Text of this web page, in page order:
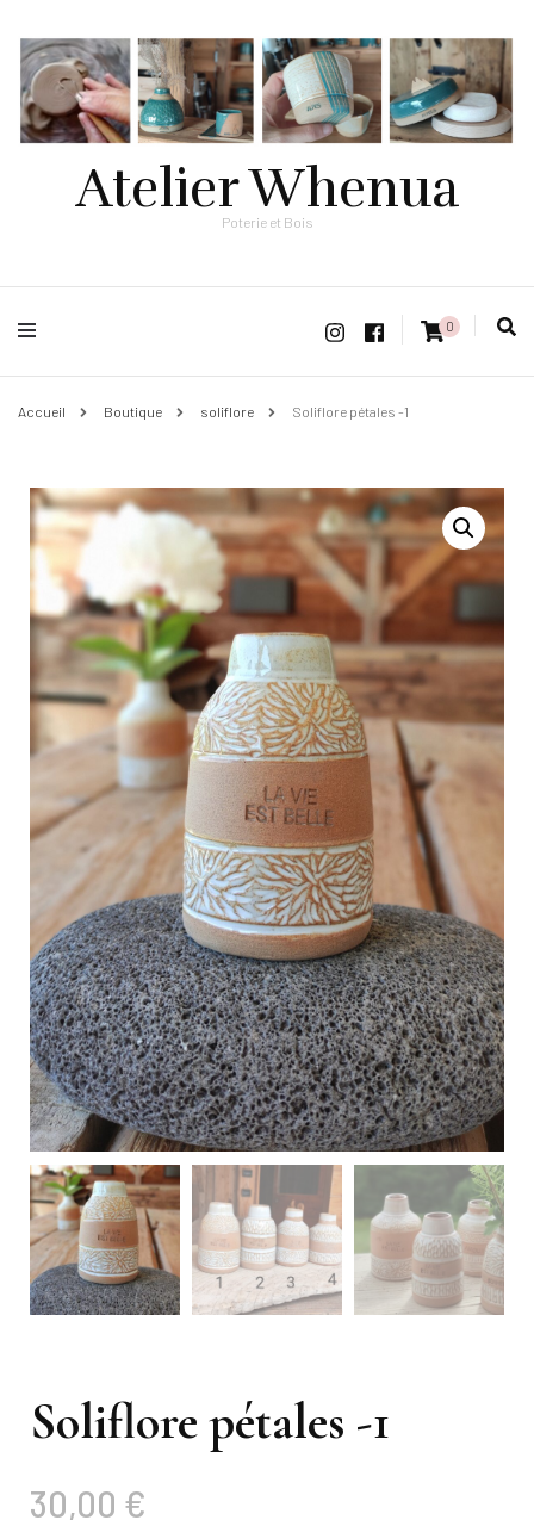
Atelier Whenua
Poterie et Bois
0
Accueil Boutique soliflore Soliflore pétales -1
Soliflore pétales -1
30,00 €